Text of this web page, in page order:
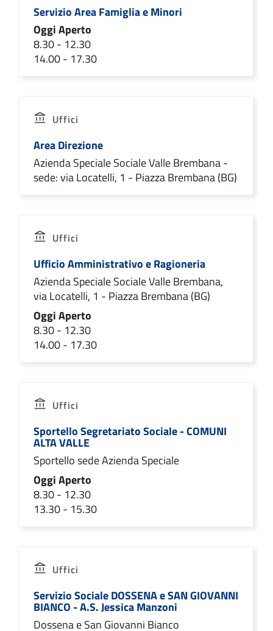
Servizio Area Famiglia e Minori
Oggi Aperto
8.30 - 12.30
14.00 - 17.30
Uffici
Area Direzione
Azienda Speciale Sociale Valle Brembana -
sede: via Locatelli, 1 - Piazza Brembana (BG)
Uffici
Ufficio Amministrativo e Ragioneria
Azienda Speciale Sociale Valle Brembana,
via Locatelli, 1 - Piazza Brembana (BG)
Oggi Aperto
8.30 - 12.30
14.00 - 17.30
Uffici
Sportello Segretariato Sociale - COMUNI
ALTA VALLE
Sportello sede Azienda Speciale
Oggi Aperto
8.30 - 12.30
13.30 - 15.30
Uffici
Servizio Sociale DOSSENA e SAN GIOVANNI
BIANCO - A.S. Jessica Manzoni
Dossena e San Giovanni Bianco